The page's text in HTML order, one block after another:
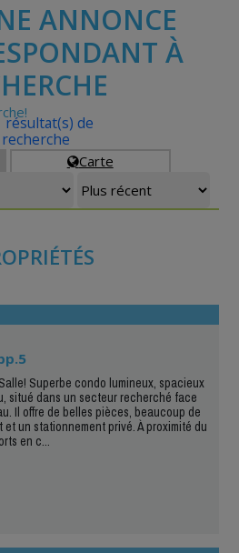
ANNONCE
À
Carte
résultat(s) de
recherche
Superbe condo lumineux, spacieux
situé dans un secteur recherché face
Il offre de belles pièces, beaucoup de
un stationnement privé. À proximité du
en c...